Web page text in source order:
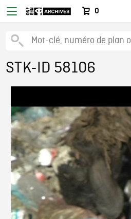
0
STK-ID 58106